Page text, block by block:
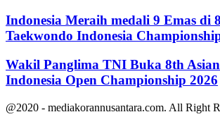
Indonesia Meraih medali 9 Emas di
Taekwondo Indonesia
Wakil Panglima TNI Buka 8th
Indonesia Open Championship 2026
@2020 - mediakorannusantara.com. All Right